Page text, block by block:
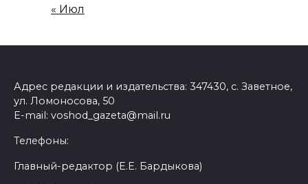
« Июл
Адрес редакции и издательства: 347430, с. Заветное,
ул. Ломоносова, 50
E-mail: voshod_gazeta@mail.ru
Телефоны:
Главный-редактор (Е.Е. Бардыкова)